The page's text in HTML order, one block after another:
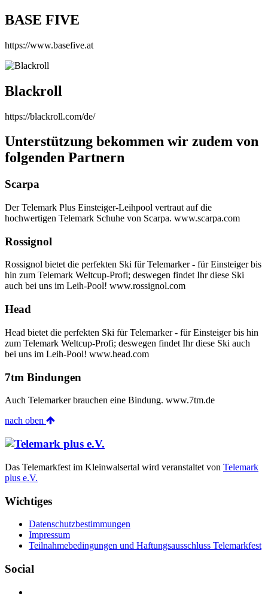
BASE FIVE
https://www.basefive.at
Blackroll
https://blackroll.com/de/
Unterstützung bekommen wir zudem von
folgenden Partnern
Scarpa
Der Telemark Plus Einsteiger-Leihpool vertraut auf die
hochwertigen Telemark Schuhe von Scarpa. www.scarpa.com
Rossignol
Rossignol bietet die perfekten Ski für Telemarker - für Einsteiger bis
hin zum Telemark Weltcup-Profi; deswegen findet Ihr diese Ski
auch bei uns im Leih-Pool! www.rossignol.com
Head
Head bietet die perfekten Ski für Telemarker - für Einsteiger bis hin
zum Telemark Weltcup-Profi; deswegen findet Ihr diese Ski auch
bei uns im Leih-Pool! www.head.com
7tm Bindungen
Auch Telemarker brauchen eine Bindung. www.7tm.de
nach oben
Das Telemarkfest im Kleinwalsertal wird veranstaltet von Telemark
plus e.V.
Wichtiges
Datenschutzbestimmungen
Impressum
Teilnahmebedingungen und Haftungsausschluss Telemarkfest
Social